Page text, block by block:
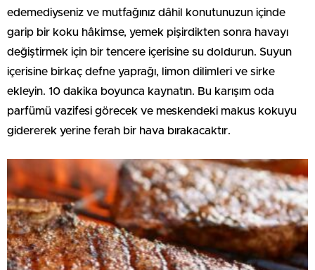
edemediyseniz ve mutfağınız dâhil konutunuzun içinde
garip bir koku hâkimse, yemek pişirdikten sonra havayı
değiştirmek için bir tencere içerisine su doldurun. Suyun
içerisine birkaç defne yaprağı, limon dilimleri ve sirke
ekleyin. 10 dakika boyunca kaynatın. Bu karışım oda
parfümü vazifesi görecek ve meskendeki makus kokuyu
gidererek yerine ferah bir hava bırakacaktır.